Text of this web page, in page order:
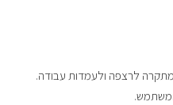
מתקרה לרצפה ולעמדות עבודה.